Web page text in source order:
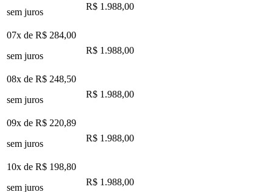
sem juros
R$ 1.988,00
07x de R$ 284,00
sem juros
R$ 1.988,00
08x de R$ 248,50
sem juros
R$ 1.988,00
09x de R$ 220,89
sem juros
R$ 1.988,00
10x de R$ 198,80
sem juros
R$ 1.988,00